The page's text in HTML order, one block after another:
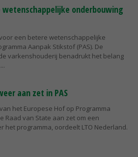
wetenschappelijke onderbouwing
een betere wetenschappelijke
Aanpak Stikstof (PAS). De
varkenshouderij benadrukt het belang
aan zet in PAS
het Europese Hof op Programma
Raad van State aan zet om een
het programma, oordeelt LTO Nederland.